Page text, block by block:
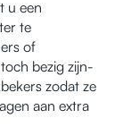
u een
te
of
bezig zijn-
zodat ze
aan extra